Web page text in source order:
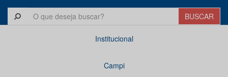
Institucional
Campi